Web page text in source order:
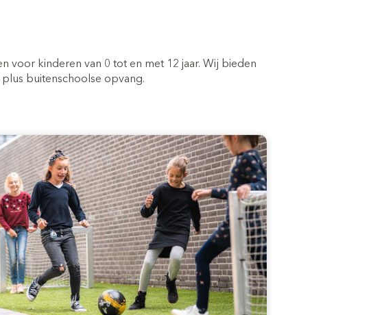
voor kinderen van 0 tot en met 12 jaar. Wij bieden
buitenschoolse opvang.